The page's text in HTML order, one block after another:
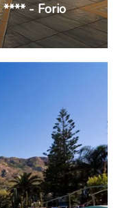
**** - Forio